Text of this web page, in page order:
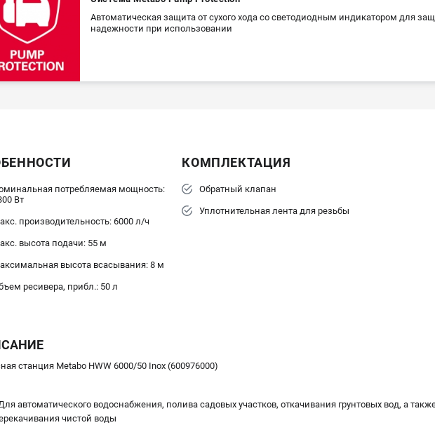
Автоматическая защита от сухого хода со светодиодным индикатором для
надежности при использовании
потребляемая мощность:
Вт
производительность: 6000 л/ч
высота подачи: 55 м
высота всасывания: 8 м
ресивера, прибл.: 50 л
КОМПЛЕКТАЦИЯ
Обратный клапан
Уплотнительная лента для резьбы
станция Metabo HWW 6000/50 Inox (600976000)
автоматического водоснабжения, полива садовых участков, откачивания грунтовых вод, а
чистой воды